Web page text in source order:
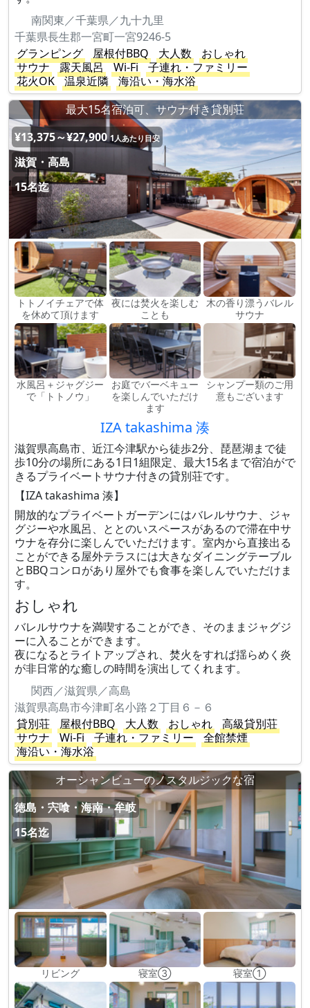
南関東／千葉県／九十九里
千葉県長生郡一宮町一宮9246-5
グランピング
屋根付BBQ 大人数
おしゃれ
サウナ
露天風呂 Wi-Fi
子連れ・ファミリー
花火OK
温泉近隣
海沿い・海水浴
最大15名宿泊可、サウナ付き貸別荘
¥13,375～¥27,900 1人あたり目安
滋賀・高島
15名迄
トトノイチェアで体
を休めて頂けます
夜には焚火を楽しむ
ことも
木の香り漂うバレル
サウナ
水風呂＋ジャグジー
で「トトノウ」
お庭でバーベキュー
を楽しんでいただけ
ます
シャンプー類のご用
意もございます
IZA takashima 湊
滋賀県高島市、近江今津駅から徒歩2分、琵琶湖まで徒
歩10分の場所にある1日1組限定、最大15名まで宿泊がで
きるプライベートサウナ付きの貸別荘です。
【IZA takashima 湊】
開放的なプライベートガーデンにはバレルサウナ、ジャ
グジーや水風呂、ととのいスペースがあるので滞在中サ
ウナを存分に楽しんでいただけます。室内から直接出る
ことができる屋外テラスには大きなダイニングテーブル
とBBQコンロがあり屋外でも食事を楽しんでいただけま
す。
おしゃれ
バレルサウナを満喫することができ、そのままジャグジ
ーに入ることができます。
夜になるとライトアップされ、焚火をすれば揺らめく炎
が非日常的な癒しの時間を演出してくれます。
関西／滋賀県／高島
滋賀県高島市今津町名小路２丁目６－６
貸別荘
屋根付BBQ 大人数 おしゃれ
高級貸別荘
サウナ
Wi-Fi 子連れ・ファミリー
全館禁煙
海沿い・海水浴
オーシャンビューのノスタルジックな宿
徳島・宍喰・海南・牟岐
15名迄
リビング 寝室③ 寝室①